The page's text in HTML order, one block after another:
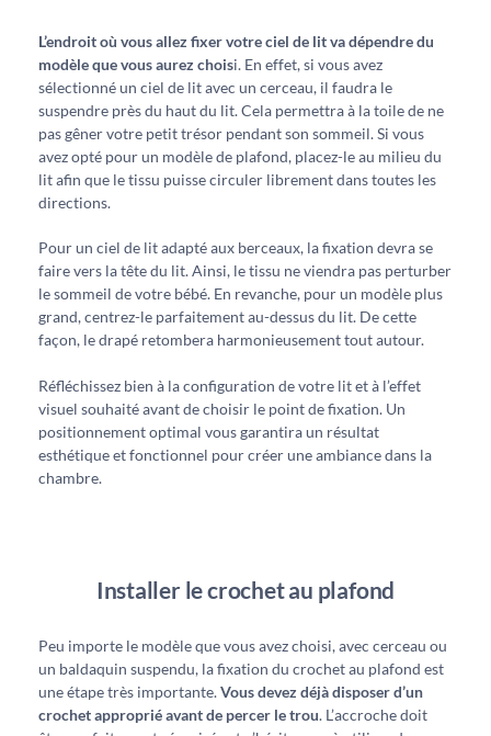
L’endroit où vous allez fixer votre ciel de lit va dépendre du
modèle que vous aurez choisi. En effet, si vous avez
sélectionné un ciel de lit avec un cerceau, il faudra le
suspendre près du haut du lit. Cela permettra à la toile de ne
pas gêner votre petit trésor pendant son sommeil. Si vous
avez opté pour un modèle de plafond, placez-le au milieu du
lit afin que le tissu puisse circuler librement dans toutes les
directions.
Pour un ciel de lit adapté aux berceaux, la fixation devra se
faire vers la tête du lit. Ainsi, le tissu ne viendra pas perturber
le sommeil de votre bébé. En revanche, pour un modèle plus
grand, centrez-le parfaitement au-dessus du lit. De cette
façon, le drapé retombera harmonieusement tout autour.
Réfléchissez bien à la configuration de votre lit et à l’effet
visuel souhaité avant de choisir le point de fixation. Un
positionnement optimal vous garantira un résultat
esthétique et fonctionnel pour créer une ambiance dans la
chambre.
Installer le crochet au plafond
Peu importe le modèle que vous avez choisi, avec cerceau ou
un baldaquin suspendu, la fixation du crochet au plafond est
une étape très importante.Vous devez déjà disposer d’un
crochet approprié avant de percer le trou. L’accroche doit